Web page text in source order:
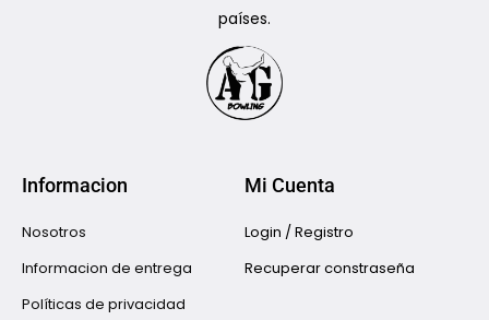
países.
Informacion
Nosotros
Informacion de entrega
Políticas de privacidad
Mi Cuenta
Login / Registro
Recuperar constraseña